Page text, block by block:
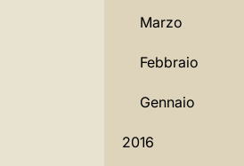
Marzo
Febbraio
Gennaio
2016